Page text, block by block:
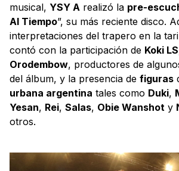
musical, YSY A realizó la pre-
Al Tiempo”, su más reciente disco.
interpretaciones del trapero en la
contó con la participación de Koki LS
Orodembow, productores de
del álbum, y la presencia de figuras
urbana argentina tales como Duki,
Yesan, Rei, Salas, Obie Wanshot y
otros.